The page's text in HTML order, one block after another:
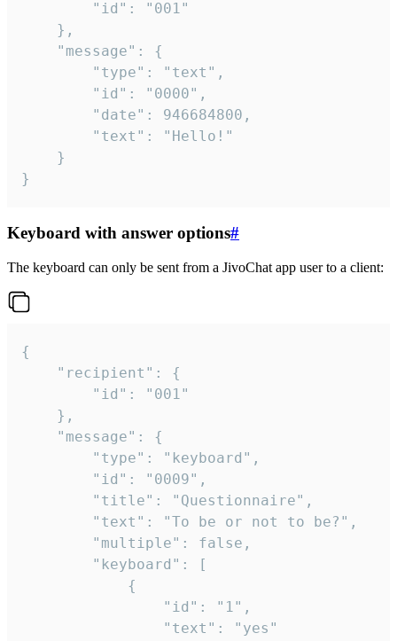
}
Keyboard with answer options#
The keyboard can only be sent from a JivoChat app user to a client:
{